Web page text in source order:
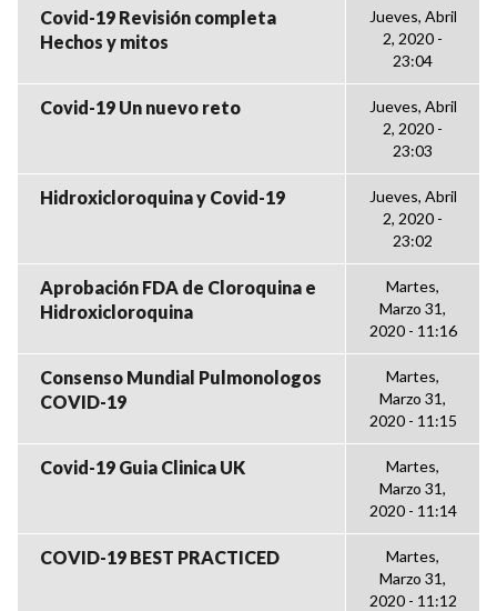
Covid-19 Revisión completa
Hechos y mitos
Jueves, Abril
2, 2020 -
23:04
Covid-19 Un nuevo reto
Jueves, Abril
2, 2020 -
23:03
Hidroxicloroquina y Covid-19
Jueves, Abril
2, 2020 -
23:02
Aprobación FDA de Cloroquina e
Hidroxicloroquina
Martes,
Marzo 31,
2020 - 11:16
Consenso Mundial Pulmonologos
COVID-19
Martes,
Marzo 31,
2020 - 11:15
Covid-19 Guia Clinica UK
Martes,
Marzo 31,
2020 - 11:14
COVID-19 BEST PRACTICED
Martes,
Marzo 31,
2020 - 11:12